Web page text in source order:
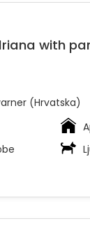
with
(Hrvatska)